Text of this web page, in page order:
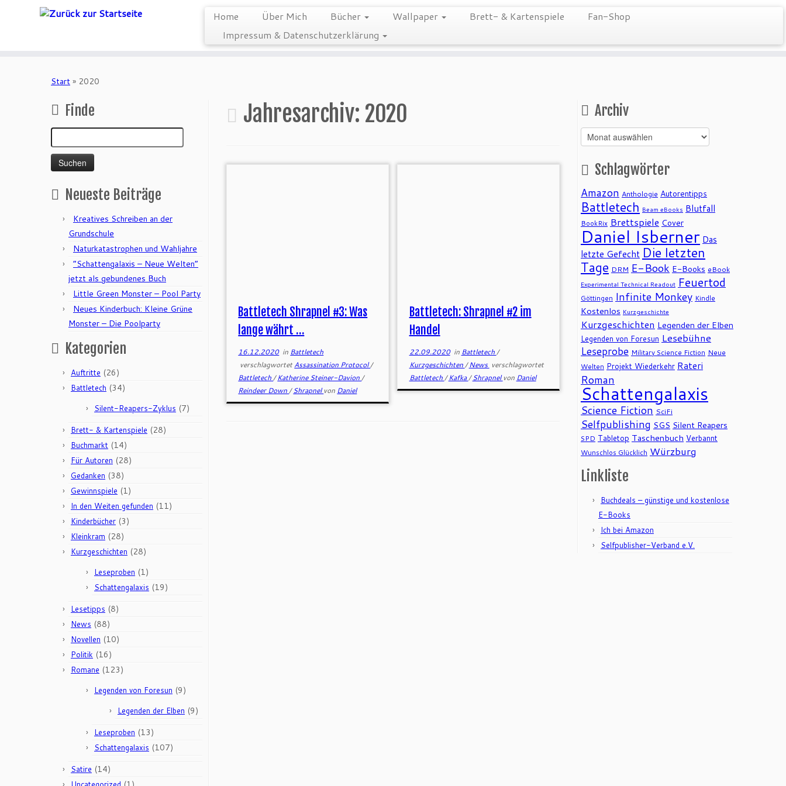
Home Über Mich Bücher Wallpaper Brett- & Kartenspiele
Fan-Shop
Impressum & Datenschutzerklärung
Start » 2020
Finde
Suchen
nach:
Neueste Beiträge
Kreatives Schreiben an der
Grundschule
Naturkatastrophen und Wahljahre
“Schattengalaxis – Neue Welten”
jetzt als gebundenes Buch
Little Green Monster – Pool Party
Neues Kinderbuch: Kleine Grüne
Monster – Die Poolparty
Kategorien
Auftritte (26)
Battletech (34)
Silent-Reapers-Zyklus (7)
Brett- & Kartenspiele (28)
Buchmarkt (14)
Für Autoren (28)
Gedanken (38)
Gewinnspiele (1)
In den Weiten gefunden (11)
Kinderbücher (3)
Kleinkram (28)
Kurzgeschichten (28)
Leseproben (1)
Schattengalaxis (19)
Lesetipps (8)
News (88)
Novellen (10)
Politik (16)
Romane (123)
Legenden von Foresun (9)
Legenden der Elben (9)
Leseproben (13)
Schattengalaxis (107)
Satire (14)
Jahresarchiv: 2020
Battletech Shrapnel #3: Was
lange währt …
16.12.2020in Battletech
verschlagwortetAssassination Protocol/
Battletech/Katherine Steiner-Davion/
Reindeer Down/Shrapnelvon Daniel
Battletech: Shrapnel #2 im
Handel
22.09.2020in Battletech/
Kurzgeschichten/News verschlagwortet
Battletech/Kafka/Shrapnelvon Daniel
Archiv
Archiv
Schlagwörter
Amazon Anthologie Autorentipps
Battletech Beam eBooks Blutfall
BookRix Brettspiele Cover
Daniel Isberner Das
letzte Gefecht Die letzten
Tage DRM E-Book E-Books eBook
Experimental Technical Readout Feuertod
Göttingen Infinite Monkey Kindle
Kostenlos Kurzgeschichte
Kurzgeschichten Legenden der Elben
Legenden von Foresun Lesebühne
Leseprobe Military Science Fiction Neue
Welten Projekt Wiederkehr Rateri
Roman
Schattengalaxis
Science Fiction SciFi
Selfpublishing SGS Silent Reapers
SPD Tabletop Taschenbuch Verbannt
Wunschlos Glücklich Würzburg
Linkliste
Buchdeals – günstige und kostenlose
E-Books
Ich bei Amazon
Selfpublisher-Verband e.V.